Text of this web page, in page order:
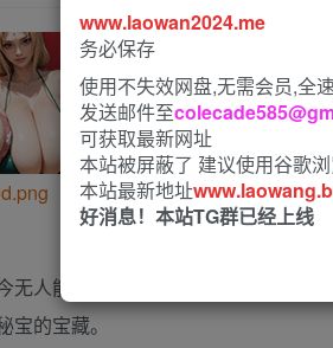
人能够攻破的难攻不落的迷宫。
的宝藏。
www.laowan2024.me
务必保存
使用不失效网盘,无需会员,全
发送邮件至
可获取最新网址
本站被屏蔽了 建议使用谷歌
本站最新地址
好消息！本站TG群已经上线